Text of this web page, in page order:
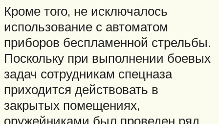
Кроме того, не исключалось
использование с автоматом
приборов беспламенной стрельбы.
Поскольку при выполнении боевых
задач сотрудникам спецназа
приходится действовать в
закрытых помещениях,
оружейниками был проведен ряд